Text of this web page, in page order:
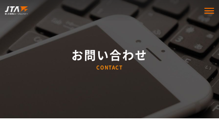
お問い合わせ
CONTACT